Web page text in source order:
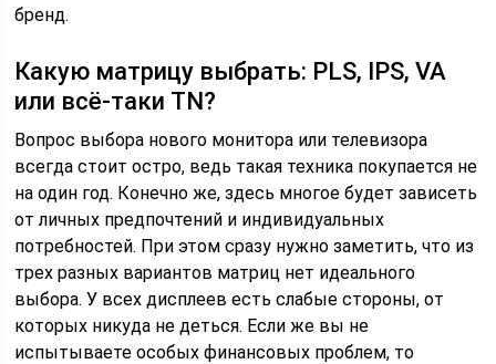
бренд.
Какую матрицу выбрать: PLS, IPS, VA
или всё-таки TN?
Вопрос выбора нового монитора или телевизора
всегда стоит остро, ведь такая техника покупается не
на один год. Конечно же, здесь многое будет зависеть
от личных предпочтений и индивидуальных
потребностей. При этом сразу нужно заметить, что из
трех разных вариантов матриц нет идеального
выбора. У всех дисплеев есть слабые стороны, от
которых никуда не деться. Если же вы не
испытываете особых финансовых проблем, то